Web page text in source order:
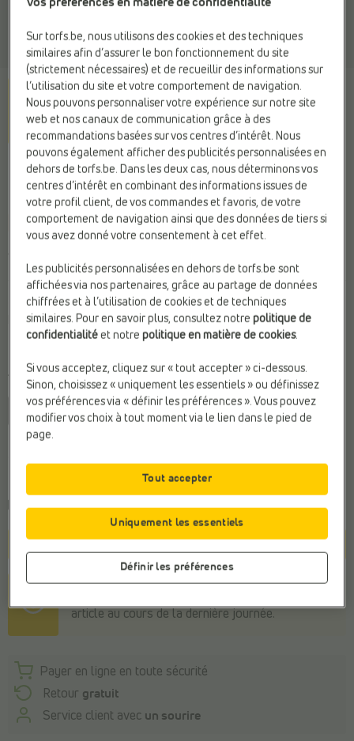
KMB
Ballerines noir
Web Only
Couleur
Noir
Taille
36 37 38 40
Commandez votre taille habituelle
Commandé avant 22h, livraison le demain
article au cours de la dernière journée.
Payer en ligne en toute sécurité
Retour gratuit
Service client avec un sourire
Sur torfs.be, nous utilisons des cookies et des techniques
similaires afin d’assurer le bon fonctionnement du site
(strictement nécessaires) et de recueillir des informations sur
l’utilisation du site et votre comportement de navigation.
Nous pouvons personnaliser votre expérience sur notre site
web et nos canaux de communication grâce à des
recommandations basées sur vos centres d’intérêt. Nous
pouvons également afficher des publicités personnalisées en
dehors de torfs.be. Dans les deux cas, nous déterminons vos
centres d’intérêt en combinant des informations issues de
votre profil client, de vos commandes et favoris, de votre
comportement de navigation ainsi que des données de tiers si
vous avez donné votre consentement à cet effet.
Les publicités personnalisées en dehors de torfs.be sont
affichées via nos partenaires, grâce au partage de données
chiffrées et à l’utilisation de cookies et de techniques
similaires. Pour en savoir plus, consultez notrepolitique de
confidentialité et notrepolitique en matière de cookies.
Si vous acceptez, cliquez sur « tout accepter » ci-dessous.
Sinon, choisissez « uniquement les essentiels » ou définissez
vos préférences via « définir les préférences ». Vous pouvez
modifier vos choix à tout moment via le lien dans le pied de
page.
Définir les préférences
Uniquement les essentiels
Tout accepter